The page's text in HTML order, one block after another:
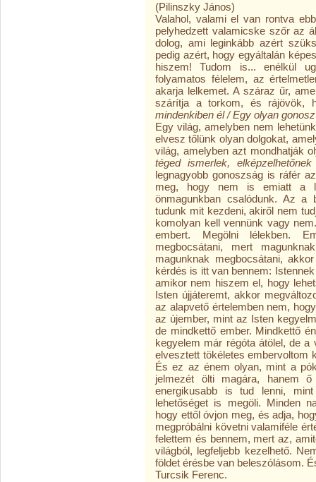
(Pilinszky János)
Valahol, valami el van rontva
pelyhedzett valamicske szőr az
dolog, ami leginkább azért
pedig azért, hogy egyáltalán
hiszem! Tudom is... enélkül
folyamatos félelem, az
akarja lelkemet. A száraz űr,
szárítja a torkom, és rájövök,
mindenkiben él / Egy olyan
Egy világ, amelyben nem
elvesz tőlünk olyan dolgokat,
világ, amelyben azt mondhatják
téged ismerlek,
legnagyobb gonoszság is ráfér
meg, hogy nem is emiatt a
önmagunkban csalódunk. Az
tudunk mit kezdeni, akiről nem
komolyan kell vennünk vagy
embert. Megölni lélekben.
megbocsátani, mert
magunknak megbocsátani,
kérdés is itt van bennem:
amikor nem hiszem el, hogy
Isten újjáteremt, akkor
az alapvető értelemben nem,
az újember, mint az Isten
de mindkettő ember. Mindkettő
kegyelem már régóta átölel, de
elvesztett tökéletes embervoltom
És ez az énem olyan, mint a
jelmezét ölti magára, hanem
energikusabb is tud lenni,
lehetőséget is megöli. Minden
hogy ettől óvjon meg, és adja,
megpróbálni követni valamiféle
felettem és bennem, mert az,
világból, legfeljebb kezelhető.
földet érésbe van beleszólásom.
Turcsik Ferenc.